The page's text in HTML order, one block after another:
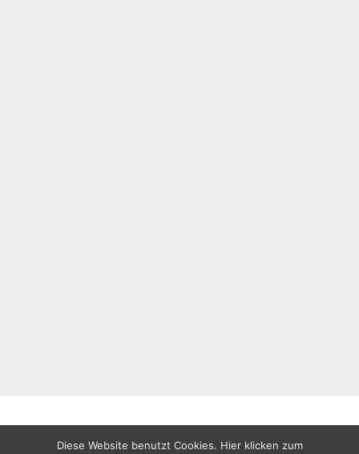
All rights reserved
Diese Website benutzt Cookies. Hier klicken zum